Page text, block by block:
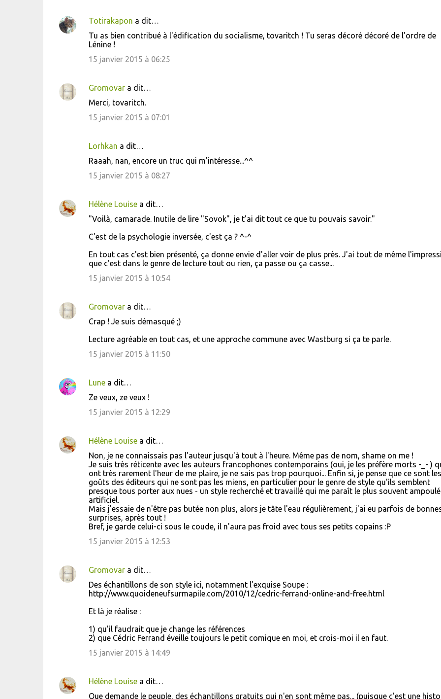
C
e
n
Totirakapon a dit…
Tu as bien contribué à l'édification du socialisme, tovaritch ! Tu seras décoré décoré de l'ordre de
Lénine !
15 janvier 2015 à 06:25
Gromovara dit…
Merci, tovaritch.
15 janvier 2015 à 07:01
Lorhkan a dit…
Raaah, nan, encore un truc qui m'intéresse...^^
15 janvier 2015 à 08:27
Hélène Louisea dit…
"Voilà, camarade. Inutile de lire "Sovok", je t’ai dit tout ce que tu pouvais savoir."
C'est de la psychologie inversée, c'est ça ? ^-^
En tout cas c'est bien présenté, ça donne envie d'aller voir de plus près. J'ai tout de même
que c'est dans le genre de lecture tout ou rien, ça passe ou ça casse...
15 janvier 2015 à 10:54
Gromovara dit…
Crap ! Je suis démasqué ;)
Lecture agréable en tout cas, et une approche commune avec Wastburg si ça te parle.
15 janvier 2015 à 11:50
Lunea dit…
Ze veux, ze veux !
15 janvier 2015 à 12:29
Hélène Louisea dit…
Non, je ne connaissais pas l'auteur jusqu'à tout à l'heure. Même pas de nom, shame on me !
Je suis très réticente avec les auteurs francophones contemporains (oui, je les préfère morts -_- )
ont très rarement l'heur de me plaire, je ne sais pas trop pourquoi... Enfin si, je pense que ce sont les
goûts des éditeurs qui ne sont pas les miens, en particulier pour le genre de style qu'ils semblent
presque tous porter aux nues - un style recherché et travaillé qui me paraît le plus souvent
artificiel.
Mais j'essaie de n'être pas butée non plus, alors je tâte l'eau régulièrement, j'ai eu parfois de
surprises, après tout !
Bref, je garde celui-ci sous le coude, il n'aura pas froid avec tous ses petits copains :P
15 janvier 2015 à 12:53
Gromovara dit…
Des échantillons de son style ici, notamment l'exquise Soupe :
http://www.quoideneufsurmapile.com/2010/12/cedric-ferrand-online-and-free.html
Et là je réalise :
1) qu'il faudrait que je change les références
2) que Cédric Ferrand éveille toujours le petit comique en moi, et crois-moi il en faut.
15 janvier 2015 à 14:49
Hélène Louisea dit…
Que demande le peuple, des échantillons gratuits qui n'en sont même pas... (puisque c'est une